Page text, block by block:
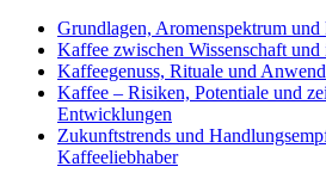
Grundlagen, Aromenspektrum
Kaffee zwischen Wissenschaft
Kaffeegenuss, Rituale und
Kaffee – Risiken, Potentiale und
Entwicklungen
Zukunftstrends und
Kaffeeliebhaber